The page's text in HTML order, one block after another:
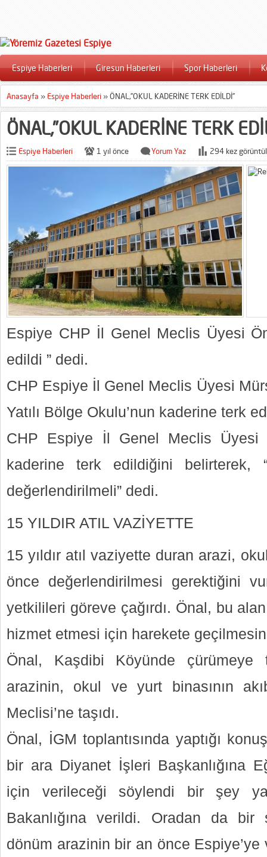
Espiye Haberleri Giresun Haberleri Spor Haberleri
Anasayfa » Espiye Haberleri »ÖNAL,”OKUL KADERİNE TERK EDİLDİ”
ÖNAL,”OKUL KADERİNE TERK
Espiye Haberleri 1 yıl önce Yorum Yaz 294 kez
Espiye CHP İl Genel Meclis Üyesi
edildi ” dedi.
CHP Espiye İl Genel Meclis Üyesi
Yatılı Bölge Okulu’nun kaderine terk
CHP Espiye İl Genel Meclis Üyesi
kaderine terk edildiğini
değerlendirilmeli” dedi.
15 YILDIR ATIL VAZİYETTE
15 yıldır atıl vaziyette duran arazi,
önce değerlendirilmesi gerektiğini
yetkilileri göreve çağırdı. Önal, bu
hizmet etmesi için harekete
Önal, Kaşdibi Köyünde
arazinin, okul ve yurt binasının
Meclisi’ne taşıdı.
Önal, İGM toplantısında yaptığı
bir ara Diyanet İşleri Başkanlığına
için verileceği söylendi bir şey
Bakanlığına verildi. Oradan da bir
dönüm arazinin bir an önce